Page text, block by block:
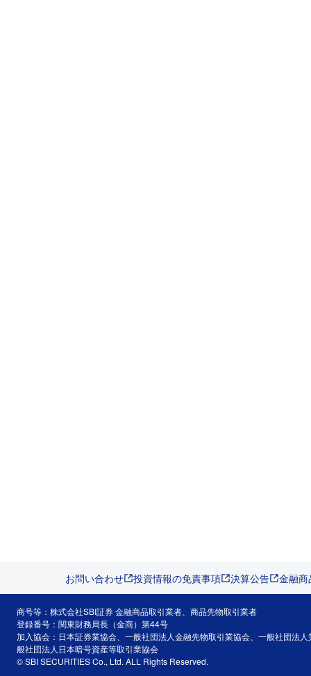
お問い合わせ 投資情報の免責事項 決算公告 金融
商号等：株式会社SBI証券 金融商品取引業者、商品先物取引業者
登録番号：関東財務局長（金商）第44号
加入協会：日本証券業協会、一般社団法人金融先物取引業協会、一般社団法
般社団法人日本暗号資産等取引業協会
© SBI SECURITIES Co., Ltd. ALL Rights Reserved.